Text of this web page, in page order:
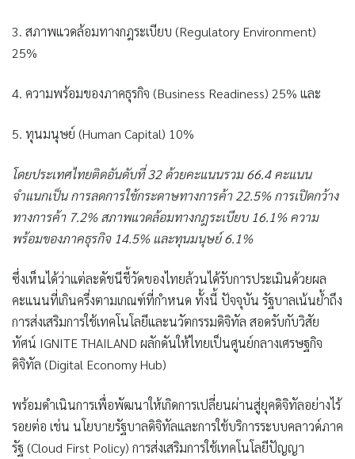
3. สภาพแวดล้อมทางกฎระเบียบ (Regulatory Environment)
25%
4. ความพร้อมของภาคธุรกิจ (Business Readiness) 25% และ
5. ทุนมนุษย์ (Human Capital) 10%
โดยประเทศไทยติดอันดับที่ 32 ด้วยคะแนนรวม 66.4 คะแนน
จำแนกเป็น การลดการใช้กระดาษทางการค้า 22.5% การเปิดกว้าง
ทางการค้า 7.2% สภาพแวดล้อมทางกฎระเบียบ 16.1% ความ
พร้อมของภาคธุรกิจ 14.5% และทุนมนุษย์ 6.1%
ซึ่งเห็นได้ว่าแต่ละดัชนีชี้วัดของไทยล้วนได้รับการประเมินด้วยผล
คะแนนที่เกินครึ่งตามเกณฑ์ที่กำหนด ทั้งนี้ ปัจจุบัน รัฐบาลเน้นย้ำถึง
การส่งเสริมการใช้เทคโนโลยีและนวัตกรรมดิจิทัล สอดรับกับวิสัย
ทัศน์ IGNITE THAILAND ผลักดันให้ไทยเป็นศูนย์กลางเศรษฐกิจ
ดิจิทัล (Digital Economy Hub)
พร้อมดำเนินการเพื่อพัฒนาให้เกิดการเปลี่ยนผ่านสู่ยุคดิจิทัลอย่างไร้
รอยต่อ เช่น นโยบายรัฐบาลดิจิทัลและการใช้บริการระบบคลาวด์ภาค
รัฐ (Cloud First Policy) การส่งเสริมการใช้เทคโนโลยีปัญญา